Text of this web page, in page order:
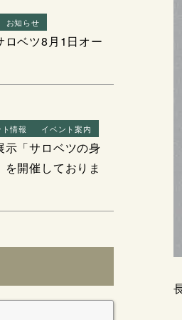
お知らせ
ロベツ8月1日オー
情報 イベント案内
示「サロベツの身
開催しておりま